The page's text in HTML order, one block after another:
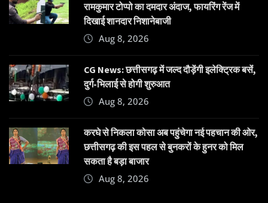
रामकुमार टोप्पो का दमदार अंदाज, फायरिंग रेंज में
दिखाई शानदार निशानेबाजी
Aug 8, 2026
CG News: छत्तीसगढ़ में जल्द दौड़ेंगी इलेक्ट्रिक बसें,
दुर्ग-भिलाई से होगी शुरुआत
Aug 8, 2026
करघे से निकला कोसा अब पहुंचेगा नई पहचान की ओर,
छत्तीसगढ़ की इस पहल से बुनकरों के हुनर को मिल
सकता है बड़ा बाजार
Aug 8, 2026